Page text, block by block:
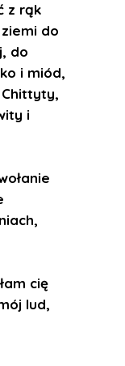
z rąk
do
do
i miód,
i
cię
lud,